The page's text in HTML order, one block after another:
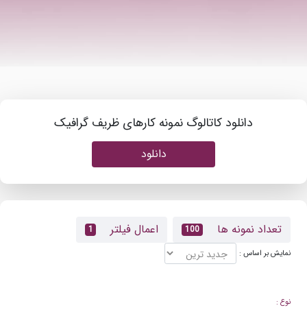
دانلود کاتالوگ نمونه کارهای ظریف گرافیک
دانلود
تعداد نمونه ها 100 اعمال فیلتر 1
نمایش بر اساس :
نوع :